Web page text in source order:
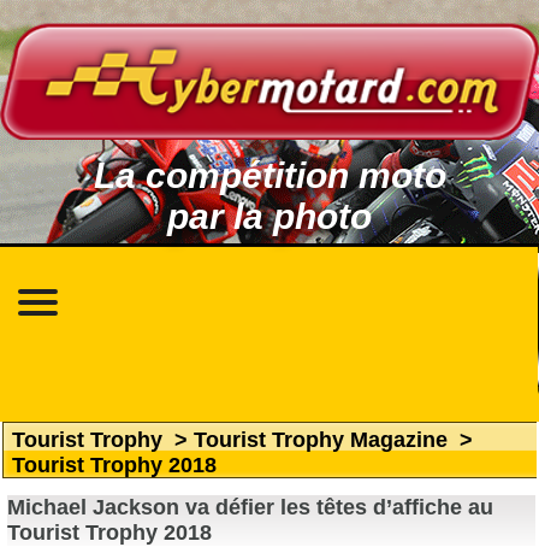
La compétition moto
par la photo
Tourist Trophy > Tourist Trophy Magazine >
Tourist Trophy 2018
Michael Jackson va défier les têtes d’affiche au
Tourist Trophy 2018